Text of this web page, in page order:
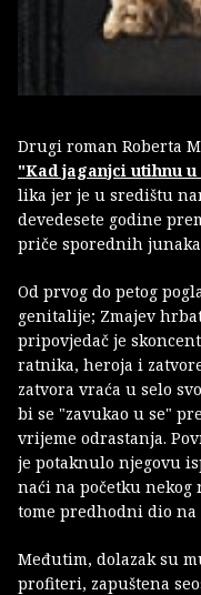
Drugi roman Roberta
"Kad jaganjci utihnu
lika jer je u središtu
devedesete godine
priče sporednih
Od prvog do petog
genitalije; Zmajev
pripovjedač je
ratnika, heroja i
zatvora vraća u selo
bi se "zavukao u se"
vrijeme odrastanja.
je potaknulo njegovu
naći na početku nekog
tome predhodni dio
Međutim, dolazak su
profiteri, zapuštena